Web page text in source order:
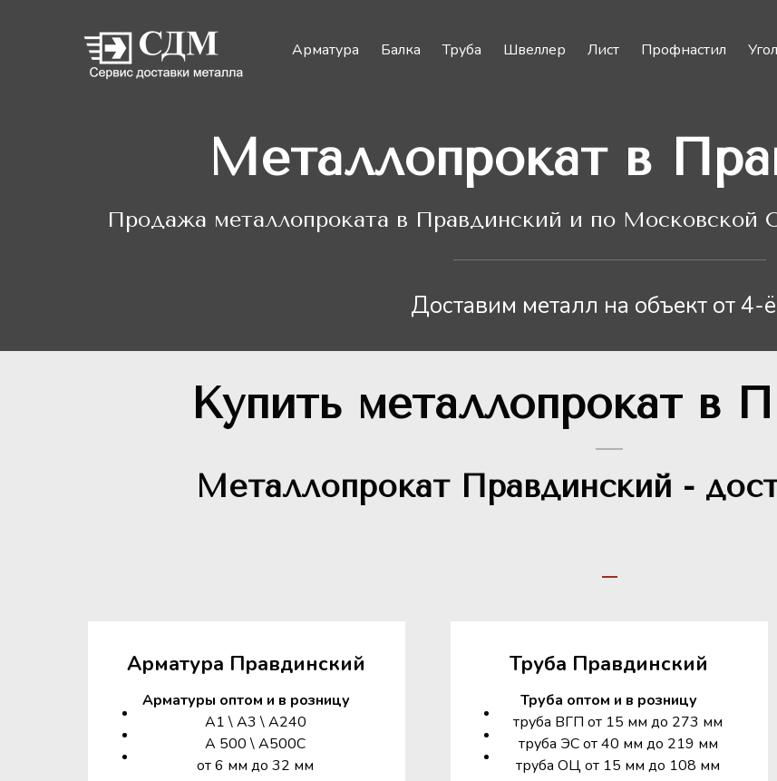
Арматура Балка Труба Швеллер Лист Профнастил
Металлопрокат в
Продажа металлопроката в Правдинский и по Московской
Доставим металл на объект от 4-
Купить металлопрокат в
Металлопрокат Правдинский -
Арматура Правдинский
Арматуры оптом и в розницу
А1 \ А3 \ А240
А 500 \ А500С
от 6 мм до 32 мм
Труба Правдинский
Труба оптом и в розницу
труба ВГП от 15 мм до 273 мм
труба ЭС от 40 мм до 219 мм
труба ОЦ от 15 мм до 108 мм